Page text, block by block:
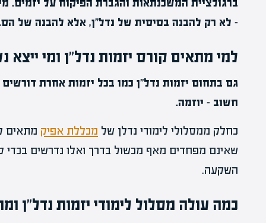
– לא רק להבנה בסיסית של נדל"ן, אלא להבנה של
למי מתאים קורס יזמות נדל"ן ומי ייצא
גם בתחום יזמות נדל"ן כמו בכל יזמות אחרת דורשים
חשוב – יוזמה.
כחלק ממסלולי לימודי נדלן של מכללת אפיק מתאים
שאינם מפחדים מאף מכשול בדרך ואלו נדרשים בכדי
השקעה.
כמה עולה מסלול לימודי יזמות נדל"ן